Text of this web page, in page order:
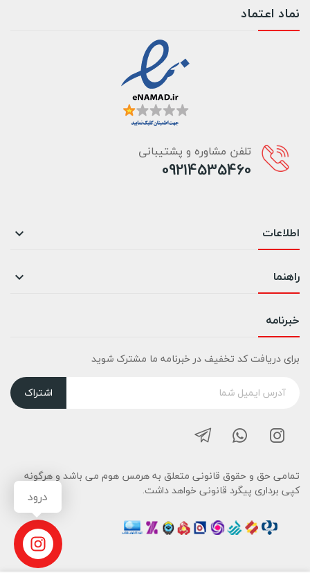
نماد اعتماد
تلفن مشاوره و پشتیبانی
09214535460
اطلاعات 
راهنما 
خبرنامه
برای دریافت کد تخفیف در خبرنامه ما مشترک شوید
اشتراک
تمامی حق و حقوق قانونی متعلق به هرمس هوم می باشد و هرگونه
کپی برداری پیگرد قانونی خواهد داشت.
درود